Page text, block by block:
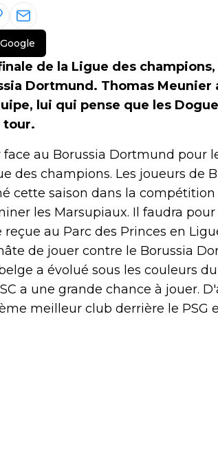
de la Ligue des champions,
Dortmund. Thomas Meunier
lui qui pense que les
tour.
au Borussia Dortmund pour
des champions. Les joueurs de
cette saison dans la
les Marsupiaux. Il faudra
au Parc des Princes en
de jouer contre le Borussia
a évolué sous les couleurs
a une grande chance à jouer.
meilleur club derrière le PSG